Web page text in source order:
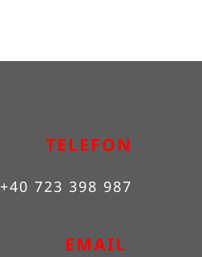
TELEFON
+40 723 398 987
EMAIL